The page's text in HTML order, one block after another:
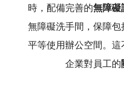
時，配備完善的無障礙
無障礙洗手間，保障
平等使用辦公空間。
企業對員工的